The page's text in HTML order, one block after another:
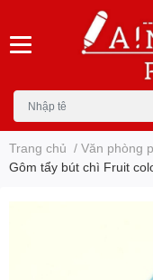
Trang chủ / Văn phòng
Gôm tẩy bút chì Fruit